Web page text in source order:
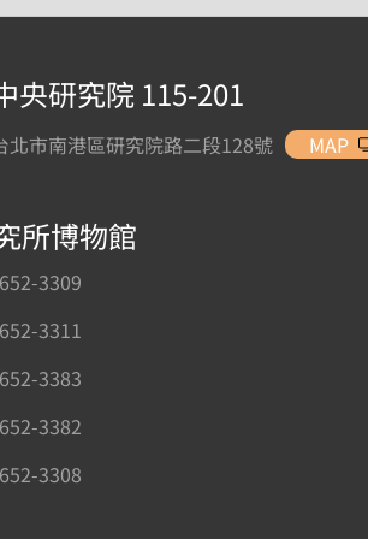
央研究院 115-201
北市南港區研究院路二段128號 MAP
所博物館
3309
3311
3383
3382
3308